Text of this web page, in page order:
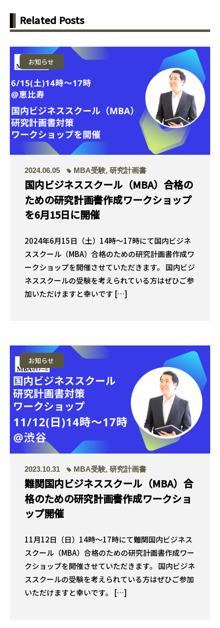
Related Posts
お知らせ
2024.06.05 MBA受験, 研究計画書
国内ビジネススクール（MBA）合格の
ための研究計画書作成ワークショップ
を6月15日に開催
2024年6月15日（土）14時〜17時にて国内ビジネ
ススクール（MBA）合格のための研究計画書作成ワ
ークショップを開催させていただきます。 国内ビジ
ネススクールの受験を考えられている方はぜひご参
加いただけますと幸いです […]
お知らせ
2023.10.31 MBA受験, 研究計画書
難関国内ビジネススクール（MBA）合
格のための研究計画書作成ワークショ
ップ開催
11月12日（日）14時〜17時にて難関国内ビジネス
スクール（MBA）合格のための研究計画書作成ワー
クショップを開催させていただきます。 国内ビジネ
ススクールの受験を考えられている方はぜひご参加
いただけますと幸いです。 […]